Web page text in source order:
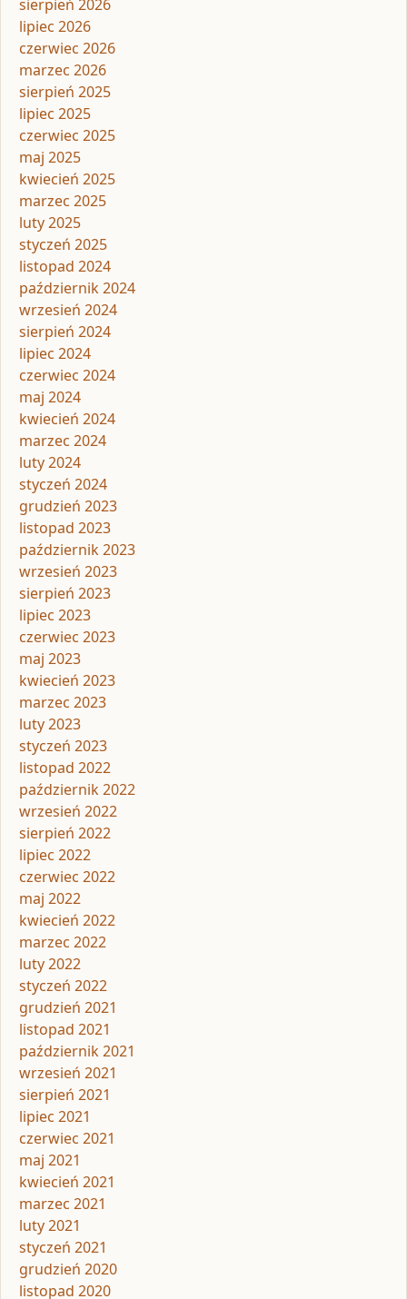
sierpień 2026
lipiec 2026
czerwiec 2026
marzec 2026
sierpień 2025
lipiec 2025
czerwiec 2025
maj 2025
kwiecień 2025
marzec 2025
luty 2025
styczeń 2025
listopad 2024
październik 2024
wrzesień 2024
sierpień 2024
lipiec 2024
czerwiec 2024
maj 2024
kwiecień 2024
marzec 2024
luty 2024
styczeń 2024
grudzień 2023
listopad 2023
październik 2023
wrzesień 2023
sierpień 2023
lipiec 2023
czerwiec 2023
maj 2023
kwiecień 2023
marzec 2023
luty 2023
styczeń 2023
listopad 2022
październik 2022
wrzesień 2022
sierpień 2022
lipiec 2022
czerwiec 2022
maj 2022
kwiecień 2022
marzec 2022
luty 2022
styczeń 2022
grudzień 2021
listopad 2021
październik 2021
wrzesień 2021
sierpień 2021
lipiec 2021
czerwiec 2021
maj 2021
kwiecień 2021
marzec 2021
luty 2021
styczeń 2021
grudzień 2020
listopad 2020